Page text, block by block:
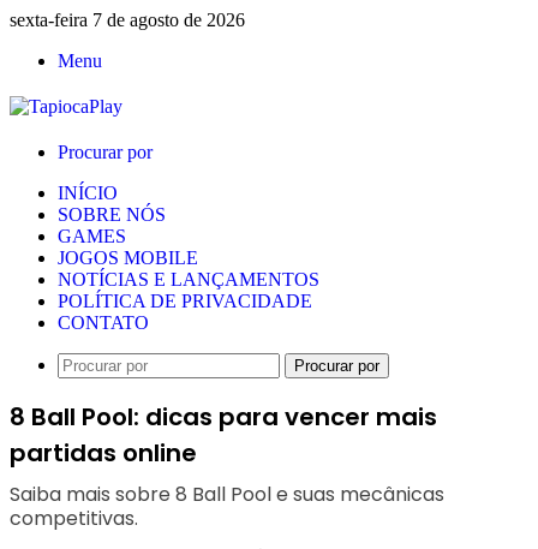
sexta-feira 7 de agosto de 2026
Menu
Procurar por
INÍCIO
SOBRE NÓS
GAMES
JOGOS MOBILE
NOTÍCIAS E LANÇAMENTOS
POLÍTICA DE PRIVACIDADE
CONTATO
Procurar por
8 Ball Pool: dicas para vencer mais
partidas online
Saiba mais sobre 8 Ball Pool e suas mecânicas
competitivas.